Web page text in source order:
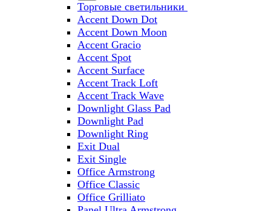
Торговые светильники
Accent Down Dot
Accent Down Moon
Accent Gracio
Accent Spot
Accent Surface
Accent Track Loft
Accent Track Wave
Downlight Glass Pad
Downlight Pad
Downlight Ring
Exit Dual
Exit Single
Office Armstrong
Office Classic
Office Grilliato